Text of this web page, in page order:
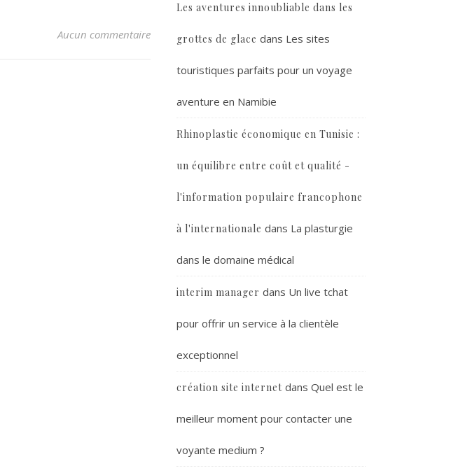
Aucun commentaire
Les aventures innoubliable dans les
grottes de glace dans Les sites
touristiques parfaits pour un voyage
aventure en Namibie
Rhinoplastie économique en Tunisie :
un équilibre entre coût et qualité -
l'information populaire francophone
à l'internationale dans La plasturgie
dans le domaine médical
interim manager dans Un live tchat
pour offrir un service à la clientèle
exceptionnel
création site internet dans Quel est le
meilleur moment pour contacter une
voyante medium ?